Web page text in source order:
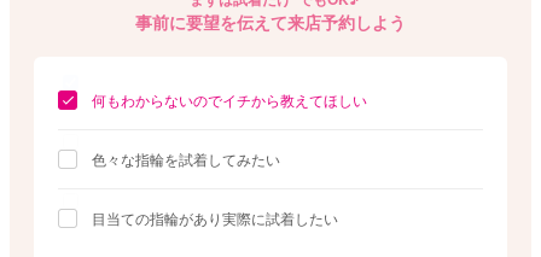
事前に要望を伝えて来店予約しよう
何もわからないのでイチから教えてほしい
色々な指輪を試着してみたい
目当ての指輪があり実際に試着したい